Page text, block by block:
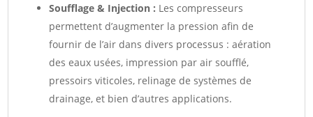
Soufflage & Injection : Les compresseurs
permettent d’augmenter la pression afin de
fournir de l’air dans divers processus : aération
des eaux usées, impression par air soufflé,
pressoirs viticoles, relinage de systèmes de
drainage, et bien d’autres applications.